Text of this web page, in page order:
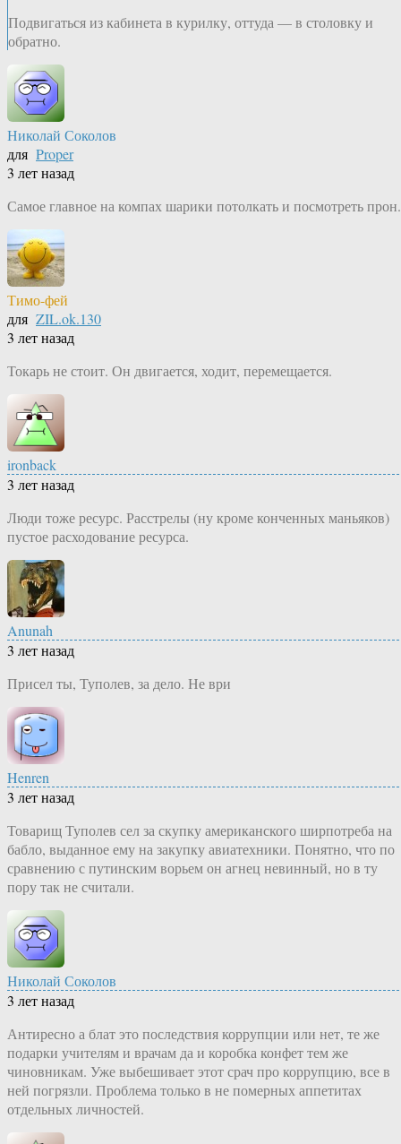
Подвигаться из кабинета в курилку, оттуда — в столовку и
обратно.
Николай Соколов
для Proper
3 лет назад
Самое главное на компах шарики потолкать и посмотреть прон.
Тимо-фей
для ZIL.ok.130
3 лет назад
Токарь не стоит. Он двигается, ходит, перемещается.
ironback
3 лет назад
Люди тоже ресурс. Расстрелы (ну кроме конченных маньяков)
пустое расходование ресурса.
Anunah
3 лет назад
Присел ты, Туполев, за дело. Не ври
Henren
3 лет назад
Товарищ Туполев сел за скупку американского ширпотреба на
бабло, выданное ему на закупку авиатехники. Понятно, что по
сравнению с путинским ворьем он агнец невинный, но в ту
пору так не считали.
Николай Соколов
3 лет назад
Антиресно а блат это последствия коррупции или нет, те же
подарки учителям и врачам да и коробка конфет тем же
чиновникам. Уже выбешивает этот срач про коррупцию, все в
ней погрязли. Проблема только в не померных аппетитах
отдельных личностей.